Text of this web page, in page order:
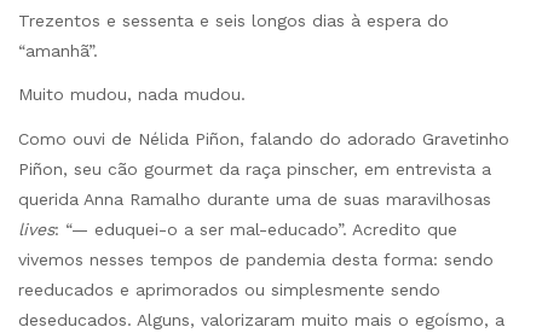
Trezentos e sessenta e seis longos dias à espera do
“amanhã”.
Muito mudou, nada mudou.
Como ouvi de Nélida Piñon, falando do adorado Gravetinho
Piñon, seu cão gourmet da raça pinscher, em entrevista a
querida Anna Ramalho durante uma de suas maravilhosas
lives: “— eduquei-o a ser mal-educado”. Acredito que
vivemos nesses tempos de pandemia desta forma: sendo
reeducados e aprimorados ou simplesmente sendo
deseducados. Alguns, valorizaram muito mais o egoísmo, a